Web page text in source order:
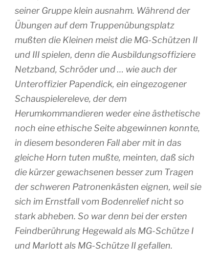
seiner Gruppe klein ausnahm. Während der
Übungen auf dem Truppenübungsplatz
mußten die Kleinen meist die MG-Schützen II
und III spielen, denn die Ausbildungsoffiziere
Netzband, Schröder und … wie auch der
Unteroffizier Papendick, ein eingezogener
Schauspielereleve, der dem
Herumkommandieren weder eine ästhetische
noch eine ethische Seite abgewinnen konnte,
in diesem besonderen Fall aber mit in das
gleiche Horn tuten mußte, meinten, daß sich
die kürzer gewachsenen besser zum Tragen
der schweren Patronenkästen eignen, weil sie
sich im Ernstfall vom Bodenrelief nicht so
stark abheben. So war denn bei der ersten
Feindberührung Hegewald als MG-Schütze I
und Marlott als MG-Schütze II gefallen.